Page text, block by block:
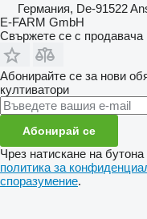
Германия, De-91522
E-FARM GmbH
Свържете се с продавача
Абонирайте се за нови
култиватори
Абонирай се
Чрез натискане на
политика за
споразумение.